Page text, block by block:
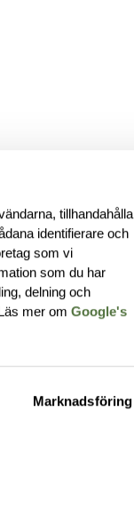
tillhandahålla
identifierare och
som vi
som du har
delning och
mer omGoogle's
Marknadsföring